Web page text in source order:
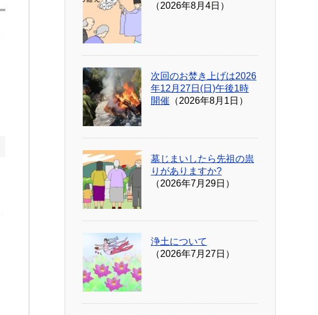
（2026年8月4日）
次回のお焚き上げは2026
年12月27日(日)午後1時
開催 （2026年8月1日）
墓じまいしたら先祖の祟
りがありますか?
（2026年7月29日）
浄土について
（2026年7月27日）